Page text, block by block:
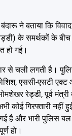
ने बताया कि
के समर्थकों के
हो गई।
से चली लगती है।
एससी-एसटी
रेड्डी, पूर्व
कोई गिरफ्तारी नहीं
गई है और भारी पुलिस
हो।